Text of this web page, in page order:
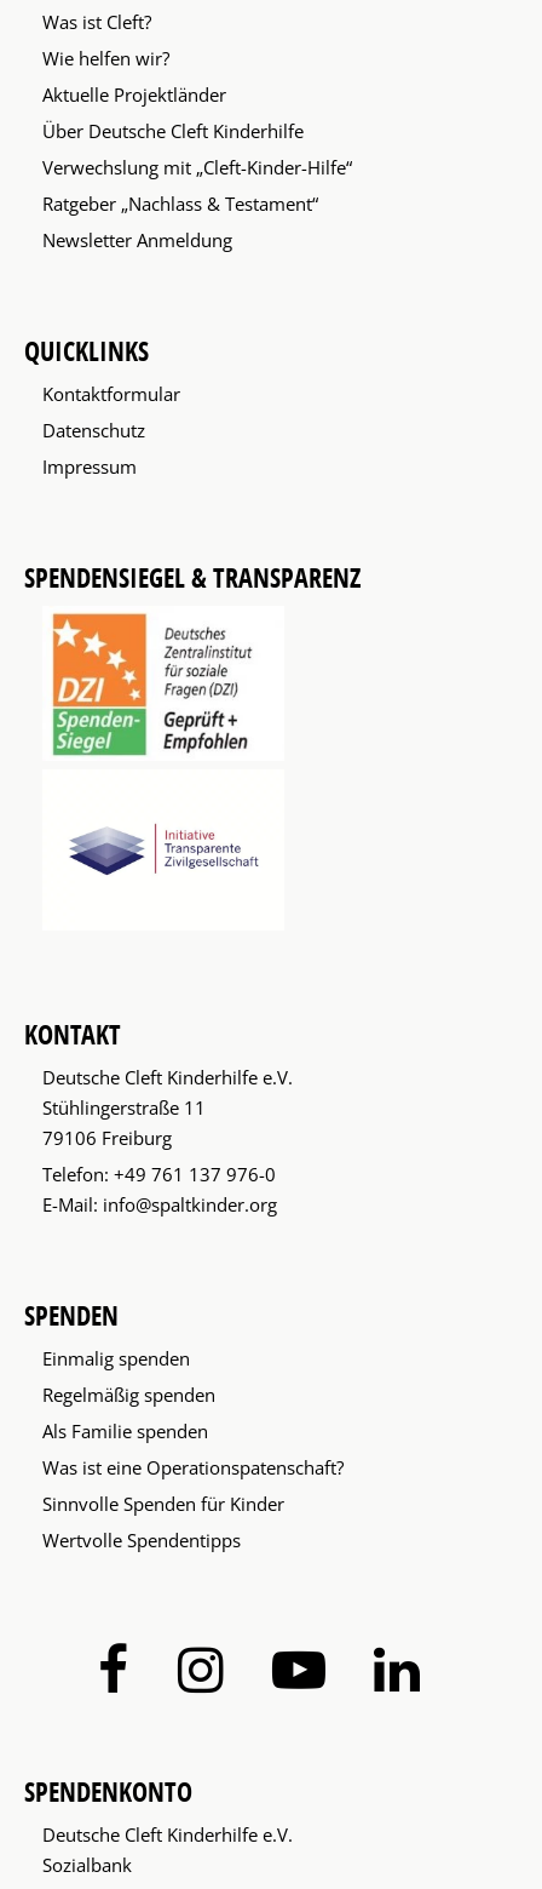
Was ist Cleft?
Wie helfen wir?
Aktuelle Projektländer
Über Deutsche Cleft Kinderhilfe
Verwechslung mit „Cleft-Kinder-Hilfe“
Ratgeber „Nachlass & Testament“
Newsletter Anmeldung
QUICKLINKS
Kontaktformular
Datenschutz
Impressum
SPENDENSIEGEL & TRANSPARENZ
KONTAKT
Deutsche Cleft Kinderhilfe e.V.
Stühlingerstraße 11
79106 Freiburg
Telefon: +49 761 137 976-0
E-Mail: info@spaltkinder.org
SPENDEN
Einmalig spenden
Regelmäßig spenden
Als Familie spenden
Was ist eine Operationspatenschaft?
Sinnvolle Spenden für Kinder
Wertvolle Spendentipps
SPENDENKONTO
Deutsche Cleft Kinderhilfe e.V.
Sozialbank